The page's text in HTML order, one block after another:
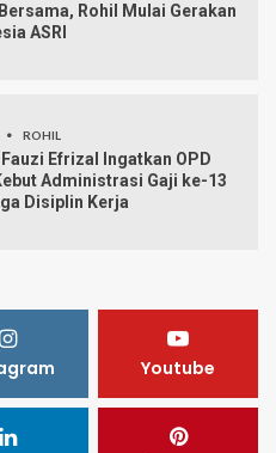
Rohil Mulai Gerakan
ASRI
ROHIL
Efrizal Ingatkan OPD
Administrasi Gaji ke-13
Disiplin Kerja
Youtube